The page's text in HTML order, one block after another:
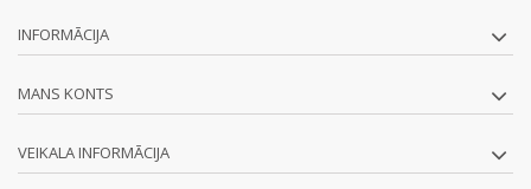
INFORMĀCIJA
MANS KONTS
VEIKALA INFORMĀCIJA